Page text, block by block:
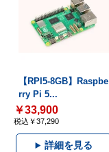
【RPI5-8GB】Raspbe
rry Pi 5...
￥33,900
税込￥37,290
詳細を見る